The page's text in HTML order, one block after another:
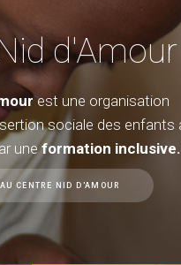
d'Amour
est une organisation
sociale des
uneformation inclusive.
CENTRE NID D'AMOUR